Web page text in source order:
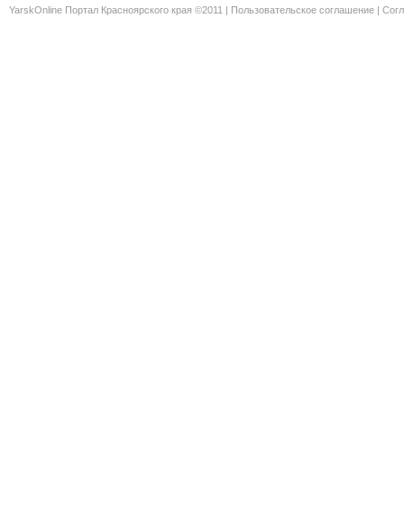
YarskOnline Портал Красноярского края ©2011 | Пользовательское соглашение |